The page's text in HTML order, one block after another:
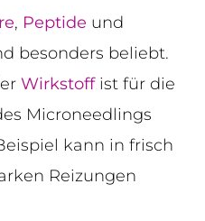
, Peptide und
besonders beliebt.
Wirkstoffist für die
Microneedlings
kann in frisch
Reizungen